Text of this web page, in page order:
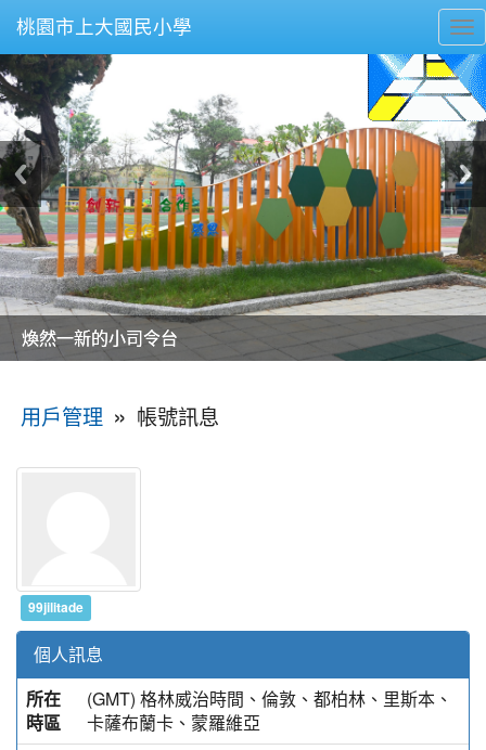
桃園市上大國民小學
美麗的操場是我們活力的來源
美麗的操場是我們活力的來源
煥然一新的小司令台
煥然一新的小司令台
富含桃園埤塘田園風光意象的中廊
富含桃園埤塘田園風光意象的中廊
嶄新的中庭廣場
嶄新的中庭廣場
水生池生生不息
水生池生生不息
用戶管理 » 帳號訊息
99jilitade
個人訊息
所在
時區
(GMT) 格林威治時間、倫敦、都柏林、里斯本、
卡薩布蘭卡、蒙羅維亞